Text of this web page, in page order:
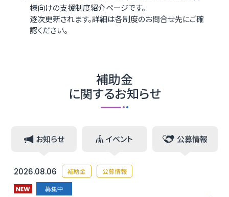
様向けの支援制度紹介ページです。
逐次更新されます。詳細は各制度のお問合せ先にご確
認ください。
補助金
に関するお知らせ
お知らせ イベント 公募情報
2026.08.06 補助金 公募情報
募集中